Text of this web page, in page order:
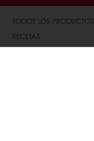
TODOS LOS PRODUCTOS
RECETAS